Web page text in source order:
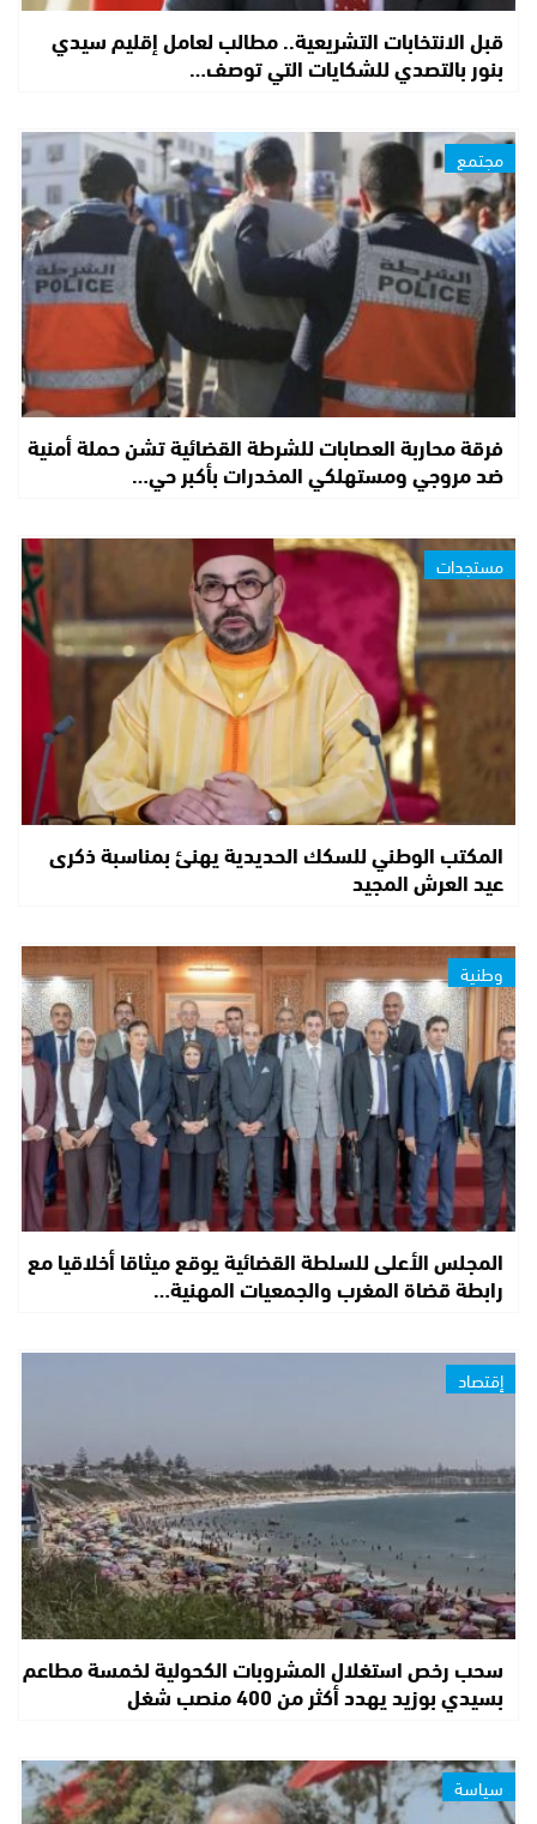
قبل الانتخابات التشريعية.. مطالب لعامل إقليم سيدي
بنور بالتصدي للشكايات التي توصف…
مجتمع
فرقة محاربة العصابات للشرطة القضائية تشن حملة أمنية
ضد مروجي ومستهلكي المخدرات بأكبر حي…
مستجدات
المكتب الوطني للسكك الحديدية يهنئ بمناسبة ذكرى
عيد العرش المجيد
وطنية
المجلس الأعلى للسلطة القضائية يوقع ميثاقا أخلاقيا مع
رابطة قضاة المغرب والجمعيات المهنية…
إقتصاد
سحب رخص استغلال المشروبات الكحولية لخمسة مطاعم
بسيدي بوزيد يهدد أكثر من 400 منصب شغل
سياسة